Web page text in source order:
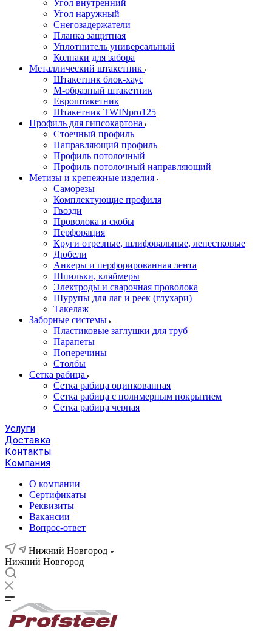
Угол внутренний
Угол наружный
Снегозадержатели
Планка защитная
Уплотнитель универсальный
Колпаки для забора
Металлический штакетник
Штакетник блок-хаус
М-образный штакетник
Евроштакетник
Штакетник TWINpro125
Профиль для гипсокартона
Стоечный профиль
Направляющий профиль
Профиль потолочный
Профиль потолочный направляющий
Метизы и крепежные изделия
Саморезы
Комплектующие профиля
Гвозди
Проволока и скобы
Перфорация
Круги отрезные, шлифовальные, лепестковые
Дюбели
Анкеры и перфорированная лента
Шпильки, кляймеры
Электроды и сварочная проволока
Шурупы для лаг и реек (глухари)
Такелаж
Заборные системы
Пластиковые заглушки для труб
Парапеты
Поперечины
Столбы
Сетка рабица
Сетка рабица оцинкованная
Сетка рабица с полимерным покрытием
Сетка рабица черная
Услуги
Доставка
Контакты
Компания
О компании
Сертификаты
Реквизиты
Вакансии
Вопрос-ответ
Нижний Новгород
Нижний Новгород